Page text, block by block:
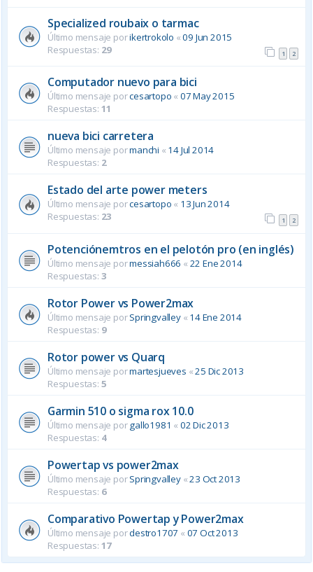
Specialized roubaix o tarmac
Último mensaje porikertrokolo «09 Jun 2015
Respuestas: 29 1 2
Computador nuevo para bici
Último mensaje porcesartopo « 07 May 2015
Respuestas: 11
nueva bici carretera
Último mensaje pormanchi « 14 Jul 2014
Respuestas: 2
Estado del arte power meters
Último mensaje porcesartopo « 13 Jun 2014
Respuestas: 23 1 2
Potenciónemtros en el pelotón pro (en inglés)
Último mensaje pormessiah666 « 22 Ene 2014
Respuestas: 3
Rotor Power vs Power2max
Último mensaje porSpringvalley« 14 Ene 2014
Respuestas: 9
Rotor power vs Quarq
Último mensaje pormartesjueves «25 Dic 2013
Respuestas: 5
Garmin 510 o sigma rox 10.0
Último mensaje porgallo1981 « 02 Dic 2013
Respuestas: 4
Powertap vs power2max
Último mensaje porSpringvalley«23 Oct 2013
Respuestas: 6
Comparativo Powertap y Power2max
Último mensaje pordestro1707 « 07 Oct 2013
Respuestas: 17